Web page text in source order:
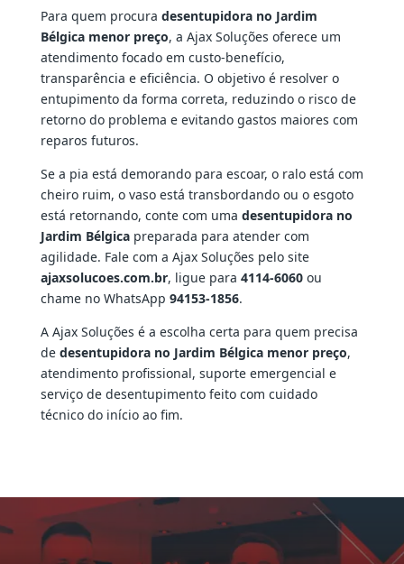
Para quem procura desentupidora no Jardim
Bélgica menor preço, a Ajax Soluções oferece um
atendimento focado em custo-benefício,
transparência e eficiência. O objetivo é resolver o
entupimento da forma correta, reduzindo o risco de
retorno do problema e evitando gastos maiores com
reparos futuros.
Se a pia está demorando para escoar, o ralo está com
cheiro ruim, o vaso está transbordando ou o esgoto
está retornando, conte com uma desentupidora no
Jardim Bélgicapreparada para atender com
agilidade. Fale com a Ajax Soluções pelo site
ajaxsolucoes.com.br, ligue para 4114-6060ou
chame no WhatsApp 94153-1856.
A Ajax Soluções é a escolha certa para quem precisa
de desentupidora no Jardim Bélgica menor preço,
atendimento profissional, suporte emergencial e
serviço de desentupimento feito com cuidado
técnico do início ao fim.